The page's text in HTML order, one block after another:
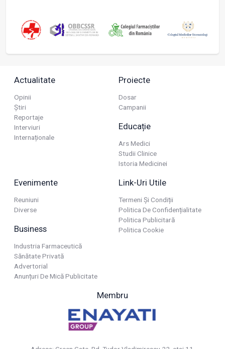
Actualitate
Opinii
Știri
Reportaje
Interviuri
Internaționale
Proiecte
Dosar
Campanii
Educație
Ars Medici
Studii Clinice
Istoria Medicinei
Evenimente
Reuniuni
Diverse
Business
Industria Farmaceutică
Sănătate Privată
Advertorial
Anunțuri De Mică Publicitate
Link-Uri Utile
Termeni Și Condiții
Politica De Confidențialitate
Politica Publicitară
Politica Cookie
Membru